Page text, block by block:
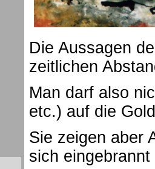
Die Aussagen
zeitlichen
Man darf also
etc.) auf die
Sie zeigen aber
sich